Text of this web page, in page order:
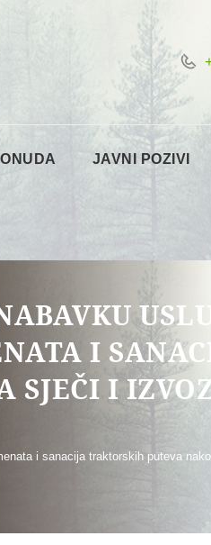
JAVNI POZIVI
I
I
i sanacija traktorskih puteva